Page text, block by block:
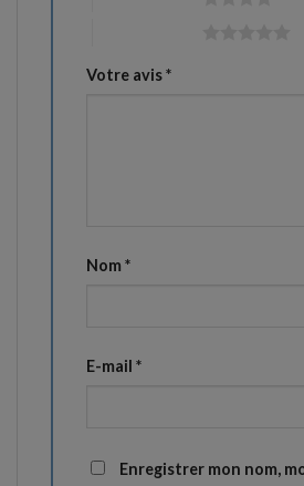
Votre avis*
Nom *
E-mail *
Enregistrer mon nom,